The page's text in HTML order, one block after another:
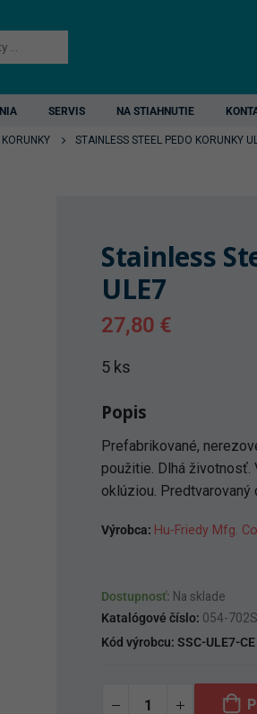
SERVIS NA STIAHNUTIE
KORUNKY STAINLESS STEEL PEDO KORUNKY
Stainless
ULE7
27,80 €
5 ks
Popis
Prefabrikované,
použitie. Dlhá životnosť.
oklúziou. Predtvarovaný
Výrobca: Hu-Friedy Mfg.
Dostupnosť: Na sklade
Katalógové číslo: 054-702S
Kód výrobcu: SSC-ULE7-CE